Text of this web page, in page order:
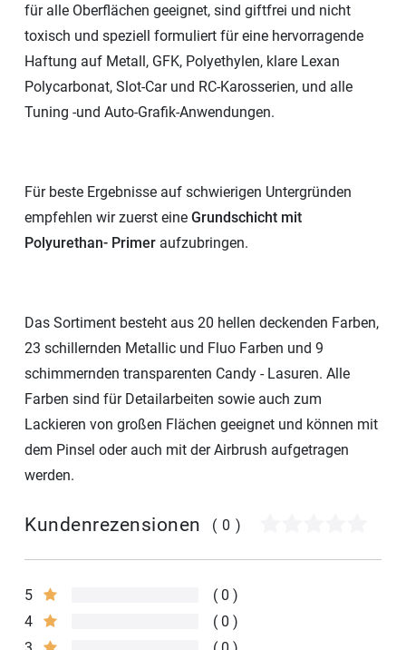
für alle Oberflächen geeignet, sind giftfrei und nicht
toxisch und speziell formuliert für eine hervorragende
Haftung auf Metall, GFK, Polyethylen, klare Lexan
Polycarbonat, Slot-Car und RC-Karosserien, und alle
Tuning -und Auto-Grafik-Anwendungen.
Für beste Ergebnisse auf schwierigen Untergründen
empfehlen wir zuerst eine Grundschicht mit
Polyurethan- Primer aufzubringen.
Das Sortiment besteht aus 20 hellen deckenden Farben,
23 schillernden Metallic und Fluo Farben und 9
schimmernden transparenten Candy - Lasuren. Alle
Farben sind für Detailarbeiten sowie auch zum
Lackieren von großen Flächen geeignet und können mit
dem Pinsel oder auch mit der Airbrush aufgetragen
werden.
Kundenrezensionen (0)
5
0
4
0